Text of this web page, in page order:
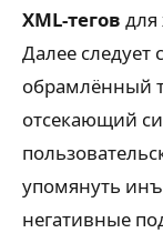
XML-тегов для
Далее
обрамлённый
отсекающий
упомянуть
негативные